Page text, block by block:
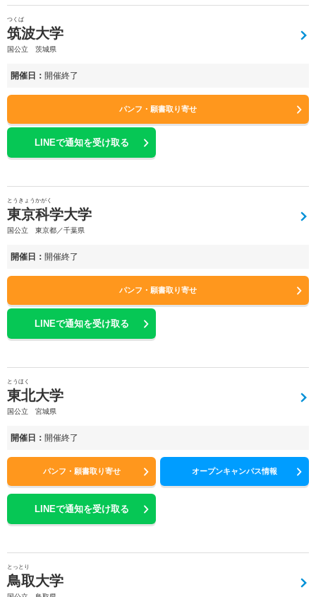
つくば
筑波大学
国公立 茨城県
開催日： 開催終了
パンフ・願書取り寄せ
LINEで通知を受け取る
とうきょうかがく
東京科学大学
国公立 東京都／千葉県
開催日： 開催終了
パンフ・願書取り寄せ
LINEで通知を受け取る
とうほく
東北大学
国公立 宮城県
開催日： 開催終了
パンフ・願書取り寄せ オープンキャンパス情報
LINEで通知を受け取る
とっとり
鳥取大学